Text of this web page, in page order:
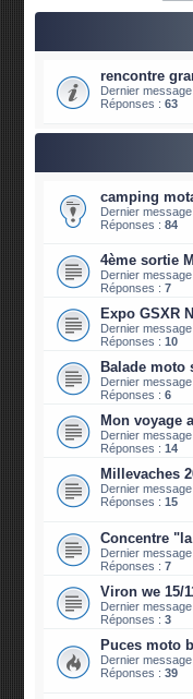
rencontre
Dernier
Réponses :63
camping
Dernier
Réponses :84
4ème sortie
Dernier
Réponses :7
Expo GSXR
Dernier
Réponses :10
Balade moto
Dernier
Réponses :6
Mon voyage
Dernier
Réponses :14
Millevaches
Dernier
Réponses :15
Concentre
Dernier
Réponses :7
Viron we 15/
Dernier
Réponses :3
Puces moto
Dernier
Réponses :39